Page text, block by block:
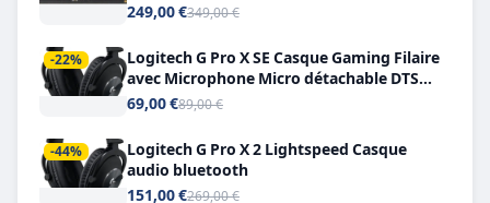
249,00 €349,00 €
-22%
Logitech G Pro X SE Casque Gaming Filaire
avec Microphone Micro détachable DTS
Headphone X 7.1
69,00 €89,00 €
-44%
Logitech G Pro X 2 Lightspeed Casque
audio bluetooth
151,00 €269,00 €